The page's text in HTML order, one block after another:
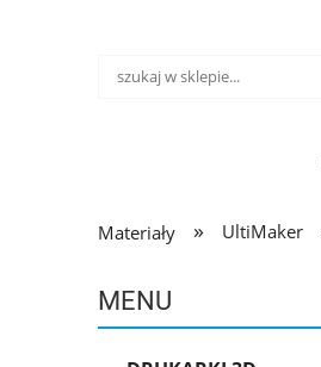
Materiały » UltiMaker
MENU